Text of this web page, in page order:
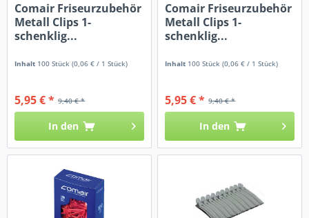
Comair Friseurzubehör
Metall Clips 1-
schenklig...
Inhalt 100 Stück(0,06 € / 1 Stück)
9,40 € *
5,95 € *
In den
Comair Friseurzubehör
Metall Clips 1-
schenklig...
Inhalt 100 Stück(0,06 € / 1 Stück)
9,40 € *
5,95 € *
In den